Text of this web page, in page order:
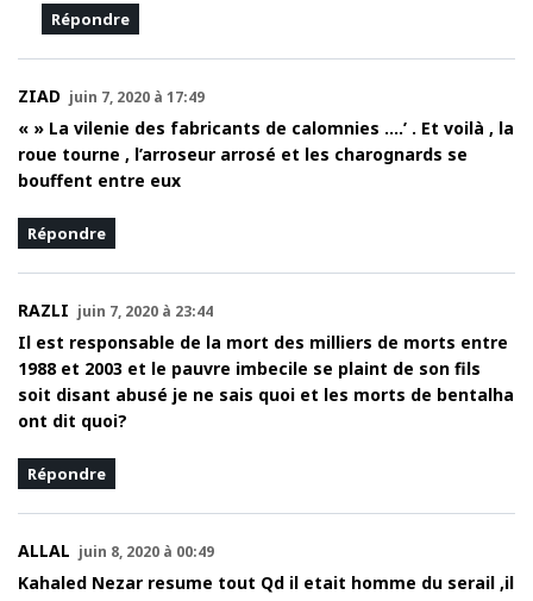
Répondre
ZIAD juin 7, 2020 à 17:49
« » La vilenie des fabricants de calomnies ….’ . Et voilà , la
roue tourne , l’arroseur arrosé et les charognards se
bouffent entre eux
Répondre
RAZLI juin 7, 2020 à 23:44
Il est responsable de la mort des milliers de morts entre
1988 et 2003 et le pauvre imbecile se plaint de son fils
soit disant abusé je ne sais quoi et les morts de bentalha
ont dit quoi?
Répondre
ALLAL juin 8, 2020 à 00:49
Kahaled Nezar resume tout Qd il etait homme du serail ,il